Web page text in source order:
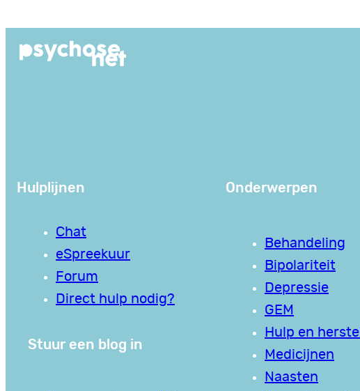
de
Hulplijnen
Chat
eSpreekuur
Forum
Direct hulp nodig?
Stuur een blog in
Onderwerpen
Behandeling
Bipolariteit
Depressie
GEM
Hulp en herstel
Medicijnen
Naasten